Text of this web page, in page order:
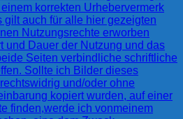
korrekten Urhebervermerk
gilt auch für alle hier gezeigten
Nutzungsrechte erworben
und Dauer der Nutzung und das
Seiten verbindliche schriftliche
Sollte ich Bilder dieses
und/oder ohne
kopiert wurden, auf einer
finden,werde ich vonmeinem